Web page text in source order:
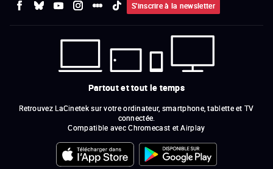
S'inscrire à la newsletter
Partout et tout le temps
Retrouvez LaCinetek sur votre ordinateur, smartphone, tablette et TV
connectée.
Compatible avec Chromecast et Airplay